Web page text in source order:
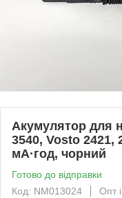
Акумулятор для
3540, Vosto 2421,
мА·год, чорний
Готово до відправки
Код: NM013024
Опт